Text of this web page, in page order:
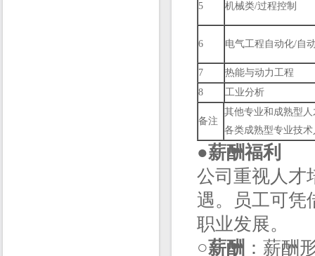
5 机械类/过程控制
6 电气工程自动化/自
7
热能与动力工程
8
工业分析
备注
其他专业和成熟型
各类成熟型专业技
●薪酬福利
公司重视人才
遇。员工可凭
职业发展。
○薪酬 ：薪酬